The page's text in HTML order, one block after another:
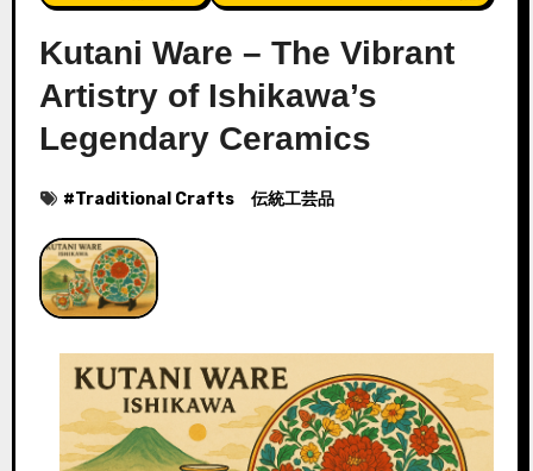
Kutani Ware – The Vibrant
Artistry of Ishikawa’s
Legendary Ceramics
#Traditional Crafts 伝統工芸品